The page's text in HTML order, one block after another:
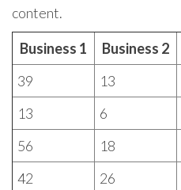
content.
Business 1 Business 2
39
13
13
6
56
18
42
26